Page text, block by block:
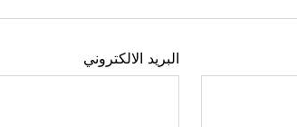
البريد الالكتروني